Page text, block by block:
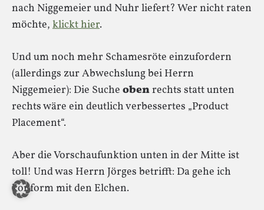
nach Niggemeier und Nuhr liefert? Wer nicht raten
möchte, klickt hier.
Und um noch mehr Schamesröte einzufordern
(allerdings zur Abwechslung bei Herrn
Niggemeier): Die Suche obenrechts statt unten
rechts wäre ein deutlich verbessertes „Product
Placement“.
Aber die Vorschaufunktion unten in der Mitte ist
toll! Und was Herrn Jörges betrifft: Da gehe ich
konform mit den Elchen.